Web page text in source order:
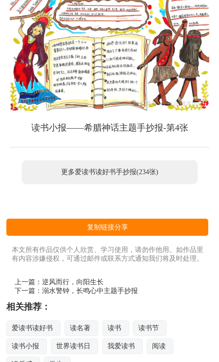
读书小报——希腊神话主题手抄报-第4张
更多爱读书读好书手抄报(234张)
复制链接分享
本文所有作品仅供个人欣赏、学习使用，请勿作他用。如作品里
有内容涉嫌侵权，可通过邮件或联系方式通知我们将及时处理。
上一篇：逆风而行，向阳生长
下一篇：溺水警钟，长鸣心中主题手抄报
相关推荐：
爱读书读好书 读名著 读书 读书节
读书小报 世界读书日 我爱读书 阅读